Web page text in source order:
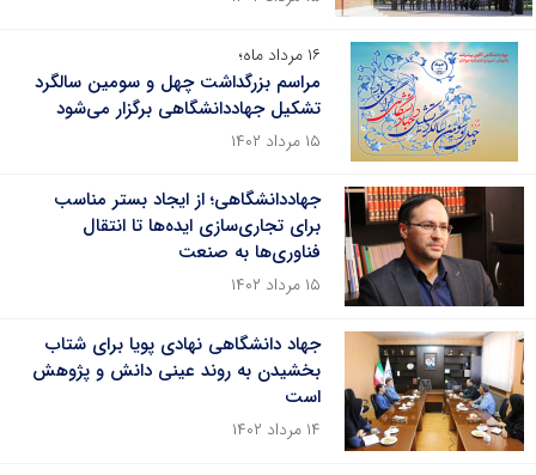
۱۶ مرداد ماه؛
مراسم بزرگداشت چهل و سومین سالگرد
تشکیل جهاددانشگاهی برگزار می‌شود
۱۵ مرداد ۱۴۰۲
جهاددانشگاهی؛ از ایجاد بستر مناسب‌
برای تجاری‌سازی ایده‌ها تا انتقال
فناوری‌ها به صنعت
۱۵ مرداد ۱۴۰۲
جهاد دانشگاهی نهادی پویا برای شتاب
بخشیدن به روند عینی دانش و پژوهش
است
۱۴ مرداد ۱۴۰۲